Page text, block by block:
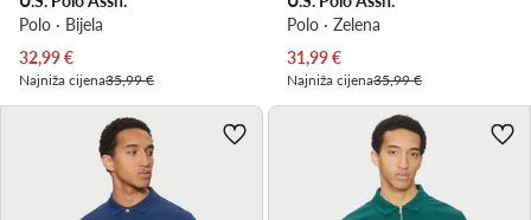
Polo · Bijela
Trenutna cijena
32,99€
Najniža cijena35,99 €
Polo · Zelena
Trenutna cijena
31,99€
Najniža cijena35,99 €